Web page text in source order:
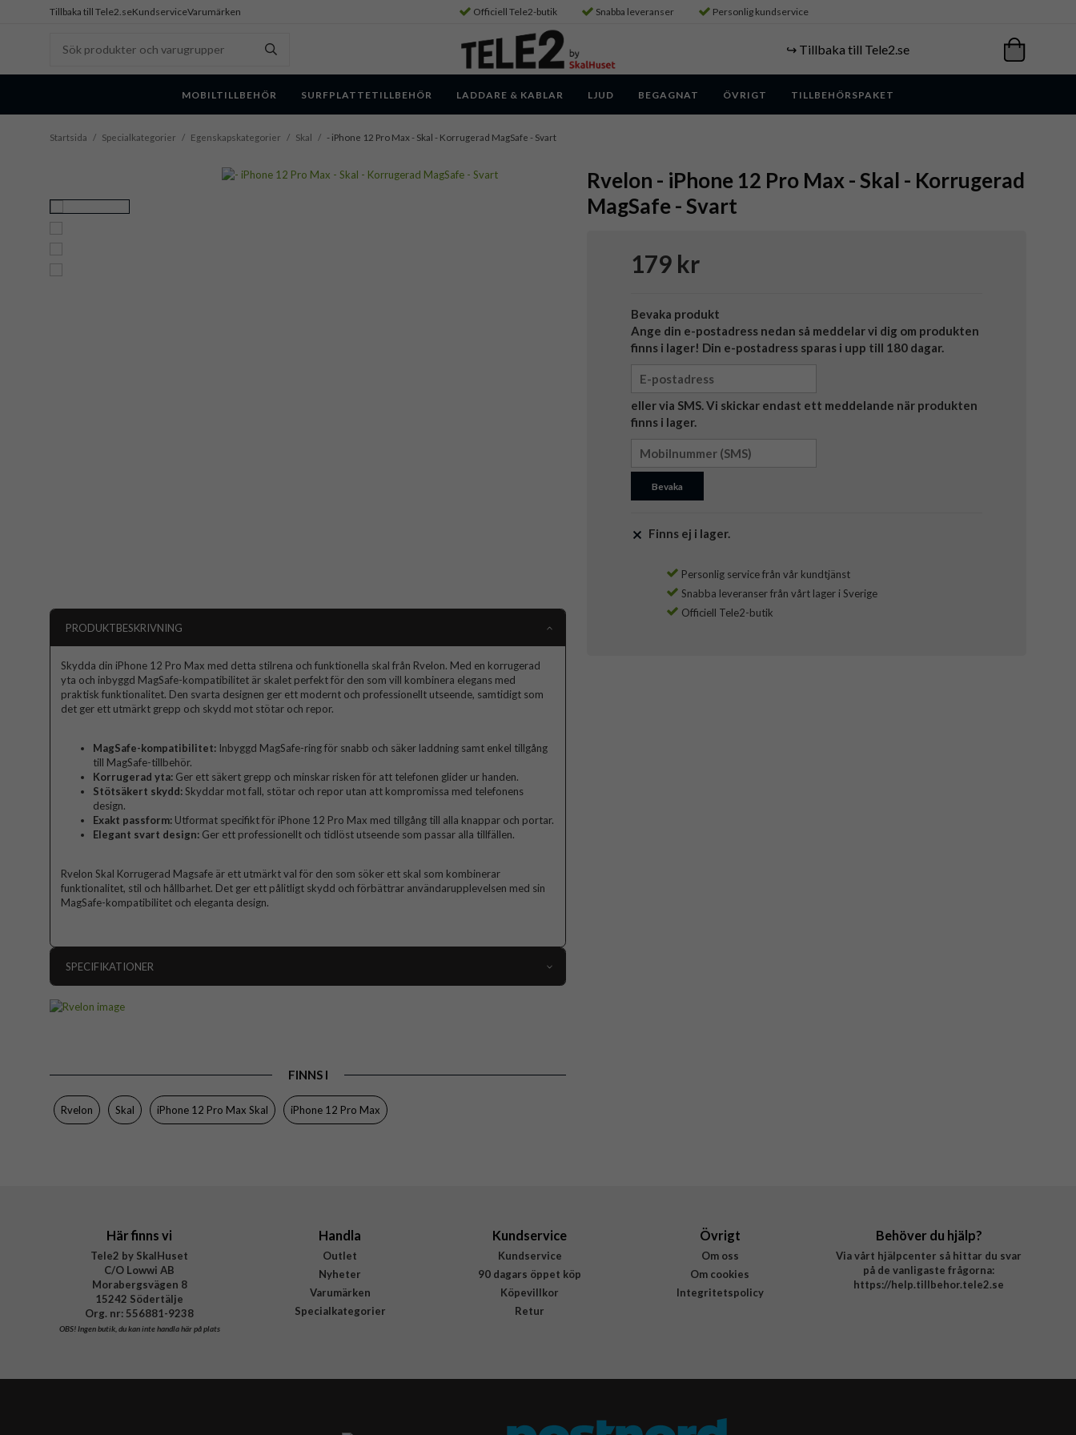
Tillbaka till Tele2.seKundserviceVarumärken Officiell Tele2-butik Snabba leveranser Personlig kundservice
↪️ Tillbaka till Tele2.se
MOBILTILLBEHÖR SURFPLATTETILLBEHÖR LADDARE & KABLAR LJUD BEGAGNAT ÖVRIGT TILLBEHÖRSPAKET
Startsida / Specialkategorier / Egenskapskategorier / Skal / - iPhone 12 Pro Max - Skal - Korrugerad MagSafe - Svart
Rvelon - iPhone 12 Pro Max - Skal - Korrugerad
MagSafe - Svart
179 kr
Bevaka produkt
Ange din e-postadress nedan så meddelar vi dig om produkten
finns i lager! Din e-postadress sparas i upp till 180 dagar.
eller via SMS. Vi skickar endast ett meddelande när produkten
finns i lager.
Bevaka
Finns ej i lager.
Personlig service från vår kundtjänst
Snabba leveranser från vårt lager i Sverige
Officiell Tele2-butik
PRODUKTBESKRIVNING
Skydda din iPhone 12 Pro Max med detta stilrena och funktionella skal från Rvelon. Med en korrugerad
yta och inbyggd MagSafe-kompatibilitet är skalet perfekt för den som vill kombinera elegans med
praktisk funktionalitet. Den svarta designen ger ett modernt och professionellt utseende, samtidigt som
det ger ett utmärkt grepp och skydd mot stötar och repor.
MagSafe-kompatibilitet: Inbyggd MagSafe-ring för snabb och säker laddning samt enkel tillgång
till MagSafe-tillbehör.
Korrugerad yta: Ger ett säkert grepp och minskar risken för att telefonen glider ur handen.
Stötsäkert skydd:Skyddar mot fall, stötar och repor utan att kompromissa med telefonens
design.
Exakt passform: Utformat specifikt för iPhone 12 Pro Max med tillgång till alla knappar och portar.
Elegant svart design: Ger ett professionellt och tidlöst utseende som passar alla tillfällen.
Rvelon Skal Korrugerad Magsafe är ett utmärkt val för den som söker ett skal som kombinerar
funktionalitet, stil och hållbarhet. Det ger ett pålitligt skydd och förbättrar användarupplevelsen med sin
MagSafe-kompatibilitet och eleganta design.
SPECIFIKATIONER
Egenskaper
MagSafe-kompatibel
Färg
Material
FINNS I
Rvelon Skal iPhone 12 Pro Max Skal iPhone 12 Pro Max
Här finns vi
Tele2 by SkalHuset
C/O Lowwi AB
Morabergsvägen 8
15242 Södertälje
Org. nr: 556881-9238
OBS!Ingen butik, du kan inte handla här på plats
Handla
Outlet
Nyheter
Varumärken
Specialkategorier
Kundservice
Kundservice
90 dagars öppet köp
Köpevillkor
Retur
Övrigt
Om oss
Om cookies
Integritetspolicy
Behöver du hjälp?
Via vårt hjälpcenter så hittar du svar
på de vanligaste frågorna:
https://help.tillbehor.tele2.se